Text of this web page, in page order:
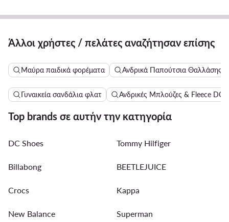
Άλλοι χρήστες / πελάτες αναζήτησαν επίσης
Μαύρα παιδικά φορέματα Ανδρικά Παπούτσια Θαλλάσης
Γυναικεία σανδάλια φλατ Ανδρικές Μπλούζες & Fleece DC
Top brands σε αυτήν την κατηγορία
DC Shoes Tommy Hilfiger
Billabong BEETLEJUICE
Crocs Kappa
New Balance Superman